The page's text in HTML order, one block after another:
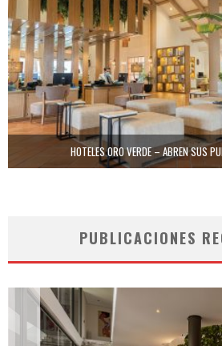
HOTELES ORO VERDE – ABREN SUS
PUBLICACIONES